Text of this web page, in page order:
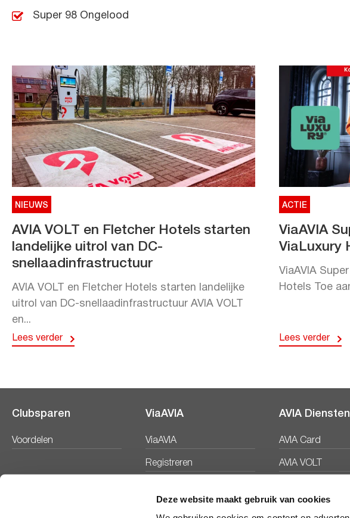
Deze website maakt gebruik van cookies
Super 98 Ongelood
NIEUWS
AVIA VOLT en Fletcher Hotels starten
landelijke uitrol van DC-
snellaadinfrastructuur
AVIA VOLT en Fletcher Hotels starten landelijke
uitrol van DC-snellaadinfrastructuur AVIA VOLT
en...
Lees verder
ACTIE
ViaAVIA
ViaLuxury
ViaAVIA
Hotels Toe
Lees verder
Clubsparen
Voordelen
ViaAVIA
ViaAVIA
Registreren
AVIA Diensten
AVIA Card
AVIA VOLT